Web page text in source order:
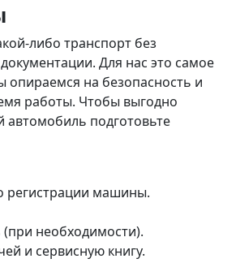
либо транспорт без
Для нас это самое
опираемся на безопасность и
работы. Чтобы выгодно
автомобиль подготовьте
регистрации машины.
необходимости).
и сервисную книгу.